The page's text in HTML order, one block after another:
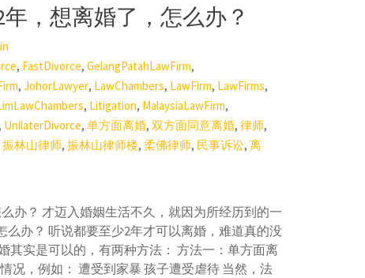
，想离婚了，怎么办？
, FastDivorce, GelangPatahLawFirm,
, JohorLawyer, LawChambers, LawFirm, LawFirms,
, Litigation, MalaysiaLawFirm,
, UnilaterDivorce, 单方面离婚, 双方面同意离婚, 律师,
振林山律师, 振林山律师楼, 柔佛律师, 民事诉讼, 离
办？ 才迈入婚姻生活不久，就因为所经历到的一
么办？ 听说都要至少2年才可以离婚，难道真的没
其实是可以的，有两种方法： 方法一：单方面离
况，例如： 遭受到家暴 孩子遭受虐待 当然，法